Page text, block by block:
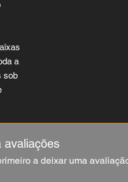
a
sob
avaliações
a deixar uma